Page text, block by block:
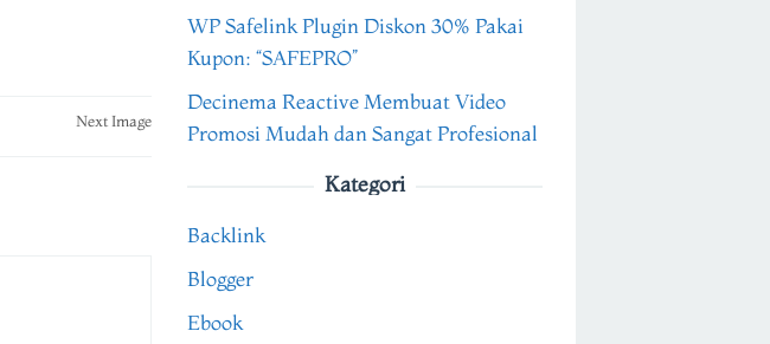
Next Image
WP Safelink Plugin Diskon 30% Pakai
Kupon: “SAFEPRO”
Decinema Reactive Membuat Video
Promosi Mudah dan Sangat Profesional
Kategori
Backlink
Blogger
Ebook